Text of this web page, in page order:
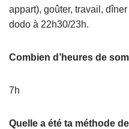
appart), goûter, travail,
dodo à 22h30/23h.
Combien d’heures de
7h
Quelle a été ta méthode